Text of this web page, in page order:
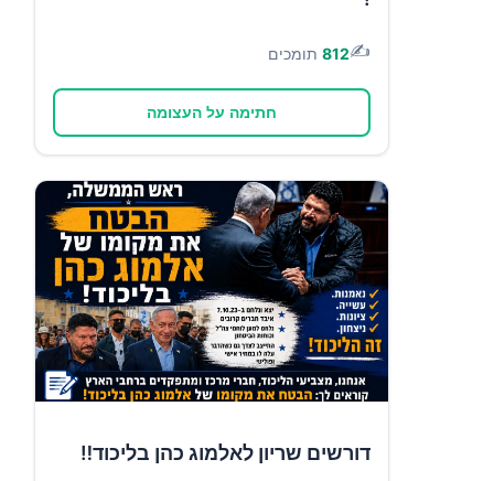
✍️
812 תומכים
חתימה על העצומה
דורשים שריון לאלמוג כהן בליכוד‼️